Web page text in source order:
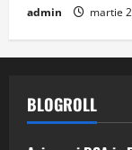
admin martie
BLOGROLL